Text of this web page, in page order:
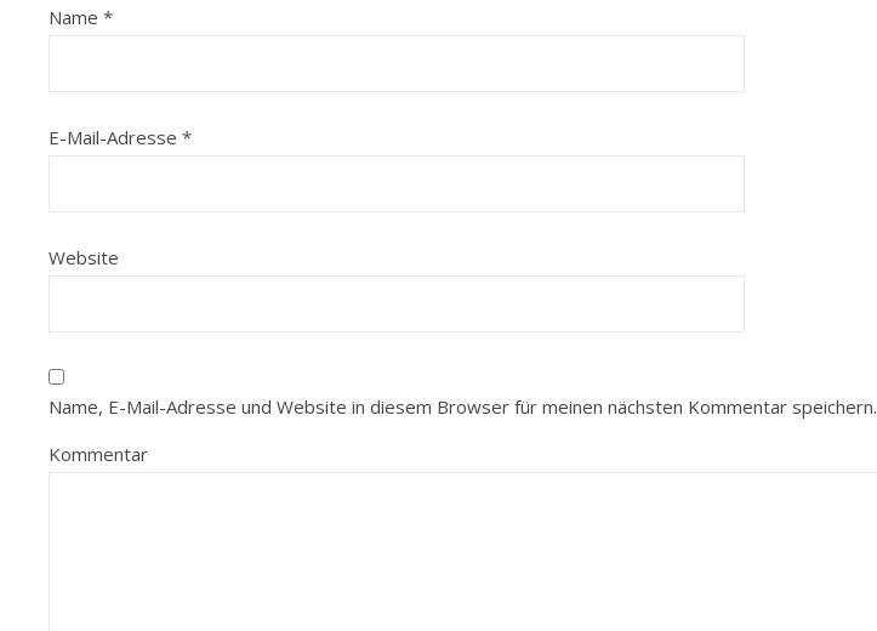
Name *
E-Mail-Adresse *
Website
Name, E-Mail-Adresse und Website in diesem Browser für meinen nächsten Kommentar speichern.
Kommentar